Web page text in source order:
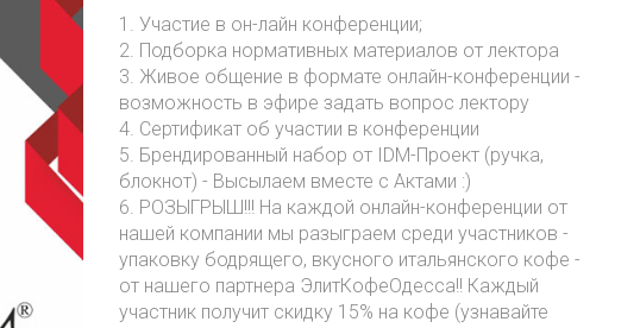
1. Участие в он-лайн конференции;
2. Подборка нормативных материалов от лектора
3. Живое общение в формате онлайн-конференции -
возможность в эфире задать вопрос лектору
4. Сертификат об участии в конференции
5. Брендированный набор от IDM-Проект (ручка,
блокнот) - Высылаем вместе с Актами :)
6. РОЗЫГРЫШ!!! На каждой онлайн-конференции от
нашей компании мы разыграем среди участников -
упаковку бодрящего, вкусного итальянского кофе -
от нашего партнера ЭлитКофеОдесса!! Каждый
участник получит скидку 15% на кофе (узнавайте